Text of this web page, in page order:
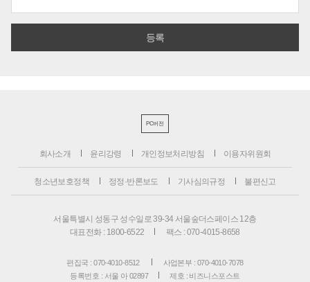
PC버전
회사소개 윤리강령 개인정보처리방침 이용자위원회
청소년보호정책 정정·반론보도 기사심의규정 불편신고
서울특별시 성동구 성수일로 39-34 서울숲더스페이스 12층
대표전화 : 1800-6522
팩스 : 070-4015-8658
편집국 : 070-4010-8512
사업본부 : 070-4010-7078
등록번호 : 서울 아 02897
제호 : 비즈니스포스트